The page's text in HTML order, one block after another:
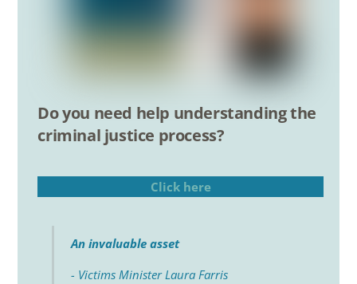
Do you need help understanding the
criminal justice process?
Click here
An invaluable asset
- Victims Minister Laura Farris